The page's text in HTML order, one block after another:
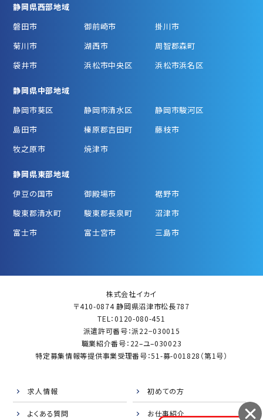
静岡県西部地域
磐田市
御前崎市
掛川市
菊川市
湖西市
周智郡森町
袋井市
浜松市中央区 浜松市浜名区
静岡県中部地域
静岡市葵区
静岡市清水区
静岡市駿河区
島田市
榛原郡吉田町
藤枝市
牧之原市
焼津市
静岡県東部地域
伊豆の国市
御殿場市
裾野市
駿東郡清水町
駿東郡長泉町
沼津市
富士市
富士宮市 三島市
株式会社イカイ
〒410-0874 静岡県沼津市松長787
TEL：0120-080-451
派遣許可番号：派22−030015
職業紹介番号：22–ユ–030023
特定募集情報等提供事業受理番号：51-募-001828（第1号）
求人情報 初めての方
よくある質問 お仕事紹介